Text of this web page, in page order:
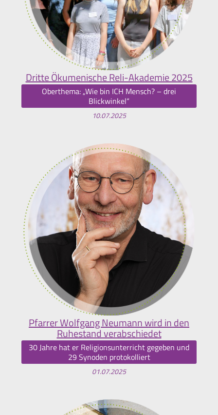
Dritte Ökumenische Reli-Akademie 2025
Oberthema: „Wie bin ICH Mensch? – drei
Blickwinkel“
10.07.2025
Pfarrer Wolfgang Neumann wird in den
Ruhestand verabschiedet
30 Jahre hat er Religionsunterricht gegeben und
29 Synoden protokolliert
01.07.2025